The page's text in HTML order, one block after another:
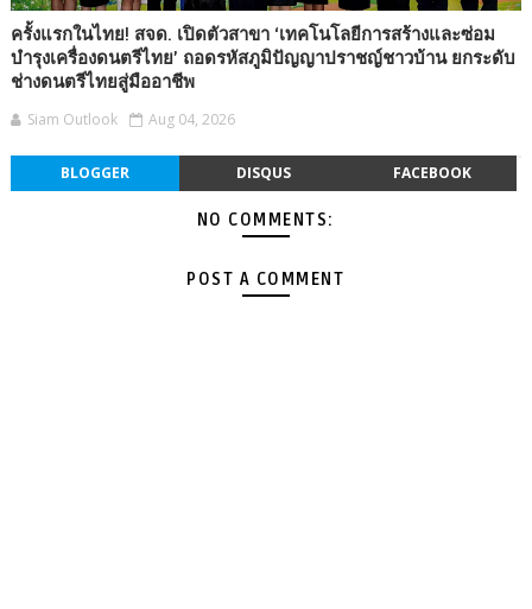
ครั้งแรกในไทย! สจด. เปิดตัวสาขา ‘เทคโนโลยีการสร้างและซ่อม
บำรุงเครื่องดนตรีไทย’ ถอดรหัสภูมิปัญญาปราชญ์ชาวบ้าน ยกระดับ
ช่างดนตรีไทยสู่มืออาชีพ
Siam Outlook Aug 04, 2026
BLOGGER DISQUS FACEBOOK
NO COMMENTS:
POST A COMMENT